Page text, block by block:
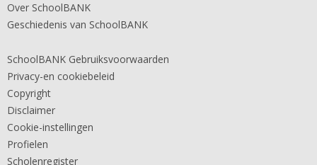
Over SchoolBANK
Geschiedenis van SchoolBANK
SchoolBANK Gebruiksvoorwaarden
Privacy-en cookiebeleid
Copyright
Disclaimer
Cookie-instellingen
Profielen
Scholenregister